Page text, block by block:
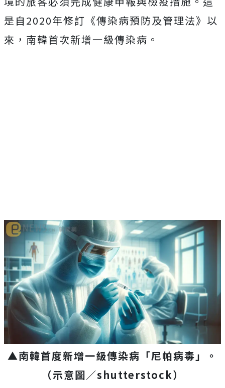
是自2020年修訂《傳染病預防及管理法》以
來，南韓首次新增一級傳染病。
▲南韓首度新增一級傳染病「尼帕病毒」。
（示意圖／shutterstock）